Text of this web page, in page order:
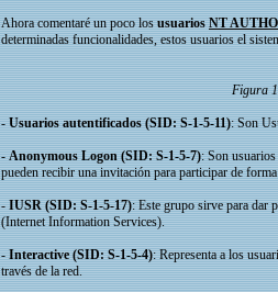
Ahora comentaré un poco losusuariosNT
determinadas funcionalidades, estos usuarios el
Figura
-Usuarios autentificados (SID: S-1-5-11): Son
-Anonymous Logon (SID: S-1-5-7): Son
pueden recibir una invitación para participar de
-IUSR (SID: S-1-5-17): Este grupo sirve para dar
(Internet Information Services).
-Interactive (SID: S-1-5-4): Representa a los
través de la red.